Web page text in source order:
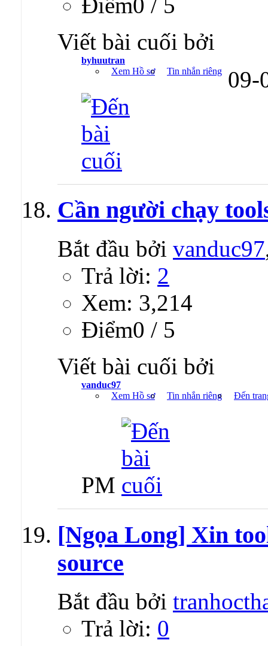
Viết bài cuối bởi
byhuutran
Xem Hồ sơ
Tin nhắn riêng 09-
Cần người chạy
Bắt đầu bởi vanduc97
Trả lời: 2
Xem: 3,214
Ðiểm0 / 5
Viết bài cuối bởi
vanduc97
Xem Hồ sơ
Tin nhắn riêng Đến
PM
[Ngọa Long] Xin
source
Bắt đầu bởi
Trả lời: 0